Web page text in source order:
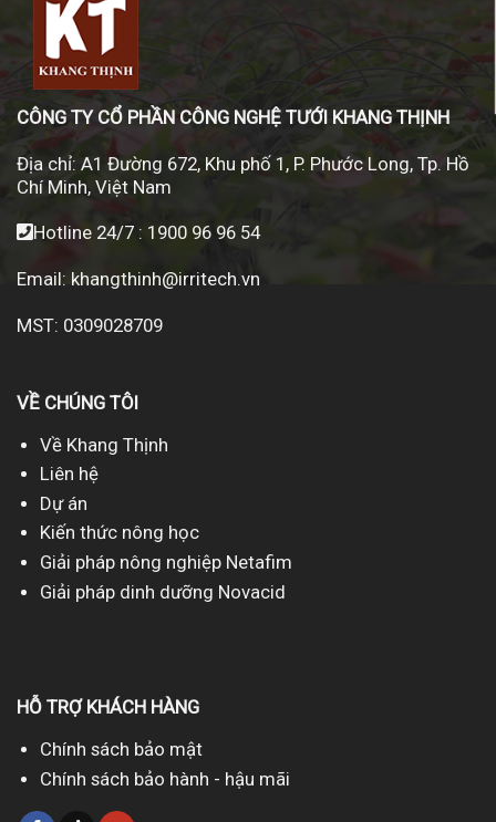
CÔNG TY CỔ PHẦN CÔNG NGHỆ TƯỚI KHANG THỊNH
Địa chỉ: A1 Đường 672, Khu phố 1, P. Phước Long, Tp. Hồ
Chí Minh, Việt Nam
Hotline 24/7 : 1900 96 96 54
Email: khangthinh@irritech.vn
MST: 0309028709
VỀ CHÚNG TÔI
Về Khang Thịnh
Liên hệ
Dự án
Kiến thức nông học
Giải pháp nông nghiệp Netafim
Giải pháp dinh dưỡng Novacid
HỖ TRỢ KHÁCH HÀNG
Chính sách bảo mật
Chính sách bảo hành - hậu mãi